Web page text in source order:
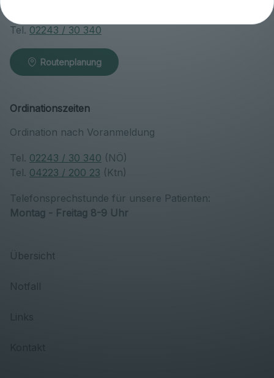
Tel. 02243 / 30 340
Routenplanung
Ordinationszeiten
Ordination nach Voranmeldung
Tel. 02243 / 30 340 (NÖ)
Tel. 04223 / 200 23 (Ktn)
Telefonsprechstunde für unsere Patienten:
Montag - Freitag 8-9 Uhr
Übersicht
Notfall
Links